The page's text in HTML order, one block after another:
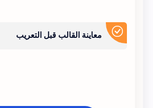
معاينة القالب قبل التعريب